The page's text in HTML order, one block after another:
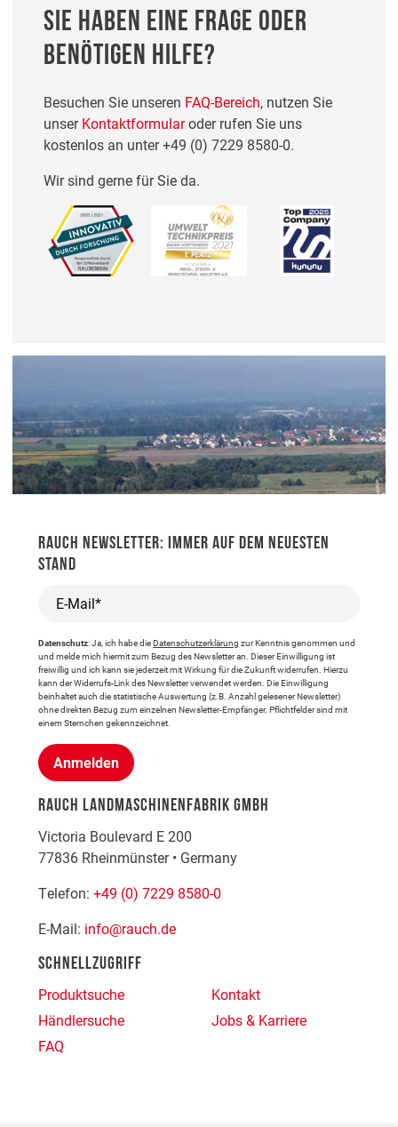
SIE HABEN EINE FRAGE ODER
BENÖTIGEN HILFE?
Besuchen Sie unseren FAQ-Bereich, nutzen Sie
unserKontaktformularoder rufen Sie uns
kostenlos an unter+49 (0) 7229 8580-0.
Wir sind gerne für Sie da.
RAUCH NEWSLETTER: IMMER AUF DEM NEUESTEN
STAND
E-Mail*
Datenschutz: Ja, ich habe dieDatenschutzerklärung zur Kenntnis genommen und
und melde mich hiermit zum Bezug des Newsletter an. Dieser Einwilligung ist
freiwillig und ich kann sie jederzeit mit Wirkung für die Zukunft widerrufen. Hierzu
kann der Widerrufs-Link des Newsletter verwendet werden. Die Einwilligung
beinhaltet auch die statistische Auswertung (z.B. Anzahl gelesener Newsletter)
ohne direkten Bezug zum einzelnen Newsletter-Empfänger. Pflichtfelder sind mit
einem Sternchen gekennzeichnet.
Anmelden
RAUCH LANDMASCHINENFABRIK GMBH
Victoria Boulevard E 200
77836 Rheinmünster• Germany
Telefon:+49 (0) 7229 8580-0
E-Mail: info@rauch.de
SCHNELLZUGRIFF
Produktsuche
Händlersuche
FAQ
Kontakt
Jobs & Karriere